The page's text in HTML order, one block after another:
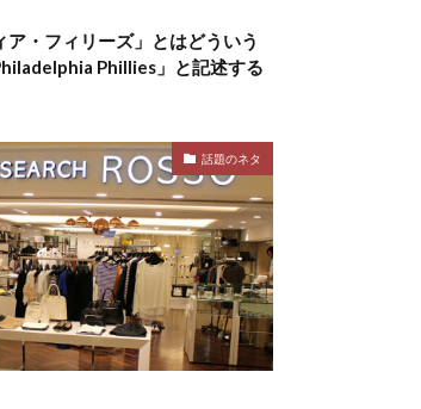
ア・フィリーズ」とはどういう
Phillies」と記述する
話題のネタ